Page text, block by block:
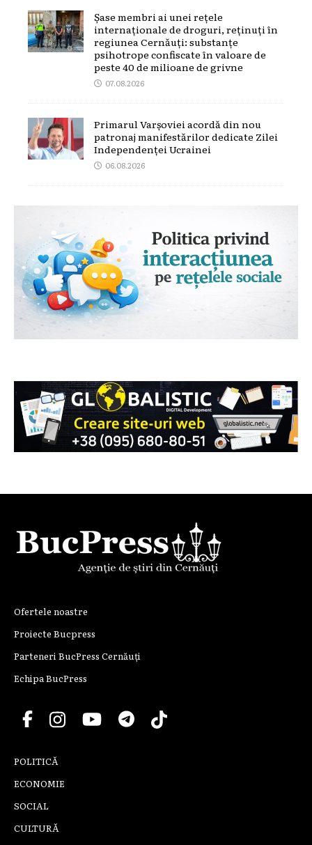
Șase membri ai unei rețele
internaționale de droguri, reținuți în
regiunea Cernăuți: substanțe
psihotrope confiscate în valoare de
peste 40 de milioane de grivne
07.08.2026
Primarul Varșoviei acordă din nou
patronaj manifestărilor dedicate Zilei
Independenței Ucrainei
06.08.2026
Ofertele noastre
Proiecte Bucpress
Parteneri BucPress Cernăuți
Echipa BucPress
POLITICĂ
ECONOMIE
SOCIAL
CULTURĂ